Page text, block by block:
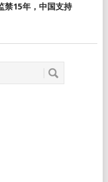
禁15年，中国支持